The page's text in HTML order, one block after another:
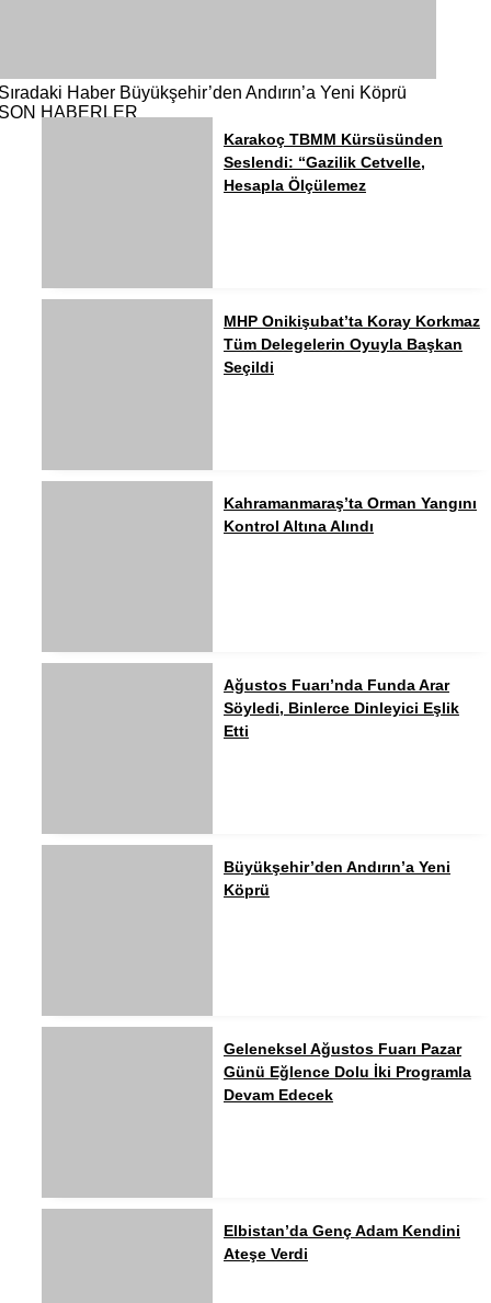
Haber Büyükşehir’den Andırın’a Yeni Köprü
HABERLER
Karakoç TBMM Kürsüsünden
Seslendi: “Gazilik Cetvelle,
Hesapla Ölçülemez
MHP Onikişubat’ta Koray Korkmaz
Tüm Delegelerin Oyuyla Başkan
Seçildi
Kahramanmaraş’ta Orman Yangını
Kontrol Altına Alındı
Ağustos Fuarı’nda Funda Arar
Söyledi, Binlerce Dinleyici Eşlik
Etti
Büyükşehir’den Andırın’a Yeni
Köprü
Geleneksel Ağustos Fuarı Pazar
Günü Eğlence Dolu İki Programla
Devam Edecek
Elbistan’da Genç Adam Kendini
Ateşe Verdi